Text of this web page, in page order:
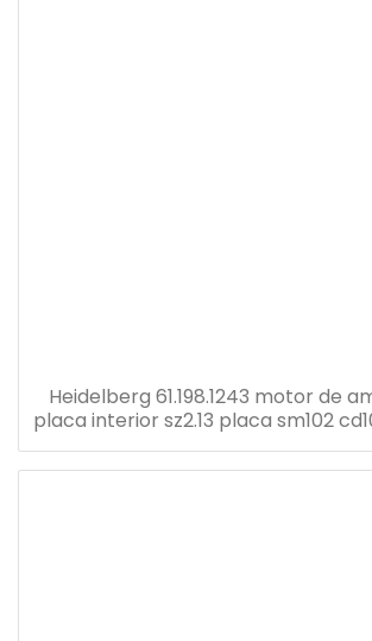
Heidelberg 61.198.1243 motor de
placa interior sz2.13 placa sm102
prensa